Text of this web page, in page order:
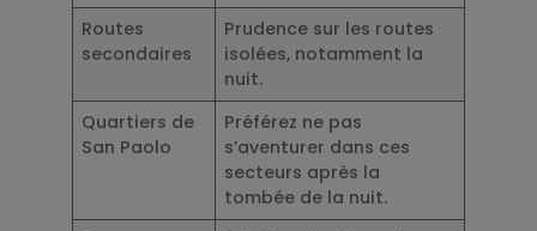
Routes
secondaires
Prudence sur les routes
isolées, notamment la
nuit.
Quartiers de
San Paolo
Préférez ne pas
s’aventurer dans ces
secteurs après la
tombée de la nuit.